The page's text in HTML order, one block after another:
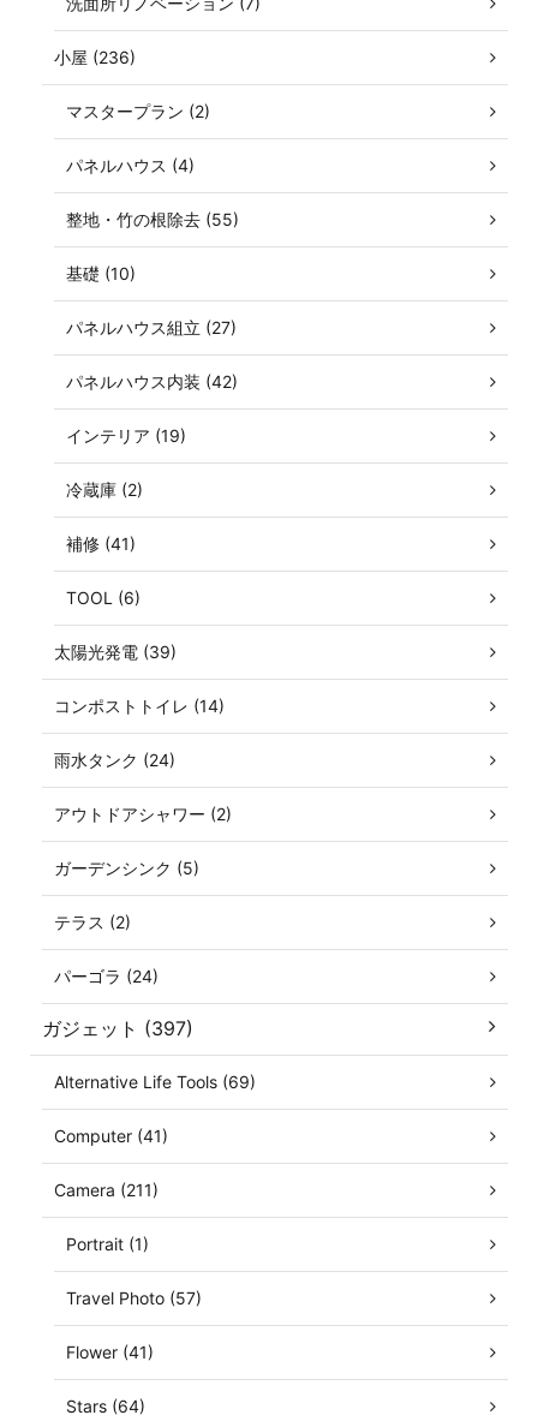
小屋 (236)
マスタープラン (2)
パネルハウス (4)
整地・竹の根除去 (55)
基礎 (10)
パネルハウス組立 (27)
パネルハウス内装 (42)
インテリア (19)
冷蔵庫 (2)
補修 (41)
TOOL (6)
太陽光発電 (39)
コンポストトイレ (14)
雨水タンク (24)
アウトドアシャワー (2)
ガーデンシンク (5)
テラス (2)
パーゴラ (24)
ガジェット (397)
Alternative Life Tools (69)
Computer (41)
Camera (211)
Portrait (1)
Travel Photo (57)
Flower (41)
Stars (64)